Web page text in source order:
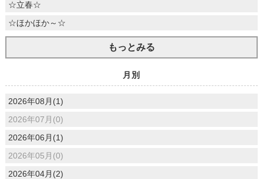
☆立春☆
☆ほかほか～☆
もっとみる
月別
2026年08月(1)
2026年07月(0)
2026年06月(1)
2026年05月(0)
2026年04月(2)